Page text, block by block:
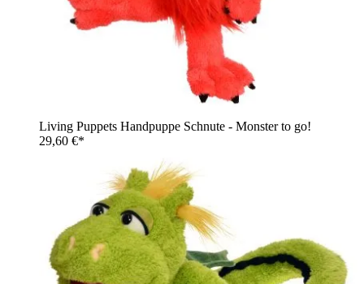
Living Puppets Handpuppe Schnute - Monster to go!
29,60 €*